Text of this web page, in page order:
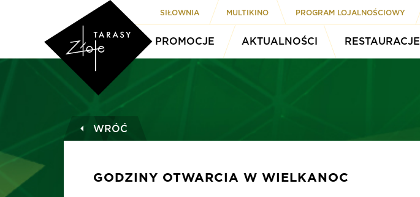
SIŁOWNIA MULTIKINO PROGRAM LOJALNOŚCIOWY
PROMOCJE AKTUALNOŚCI RESTAURACJE
WRÓĆ
GODZINY OTWARCIA W WIELKANOC